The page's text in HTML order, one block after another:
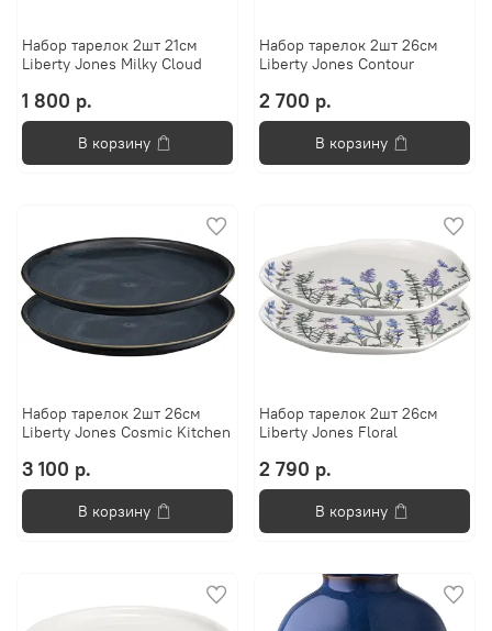
Набор тарелок 2шт 21см
Liberty Jones Milky Cloud
1 800 р.
В корзину
Набор тарелок 2шт 26см
Liberty Jones Contour
2 700 р.
В корзину
Набор тарелок 2шт 26см
Liberty Jones Cosmic Kitchen
3 100 р.
В корзину
Набор тарелок 2шт 26см
Liberty Jones Floral
2 790 р.
В корзину